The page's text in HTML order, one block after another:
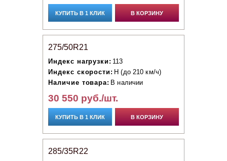
КУПИТЬ В 1 КЛИК В КОРЗИНУ
275/50R21
Индекс нагрузки: 113
Индекс скорости: H (до 210 км/ч)
Наличие товара: В наличии
30 550 руб./шт.
КУПИТЬ В 1 КЛИК В КОРЗИНУ
285/35R22